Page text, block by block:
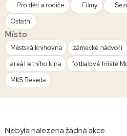
Pro děti a rodiče
Filmy
Ostatní
Místo
Městská knihovna zámecké nádvoří
areál letního kina
fotbalové hřiště
MKS Beseda
Nebyla nalezena žádná akce.